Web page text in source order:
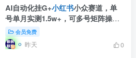
AI自动化挂G+小红书小众赛道，单
号单月实测1.5w+，可多号矩阵操作
【揭秘】
会员免费
昨天 0